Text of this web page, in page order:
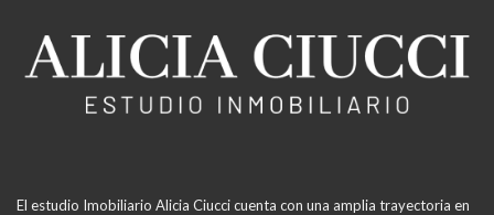
El estudio Imobiliario Alicia Ciucci cuenta con una amplia trayectoria en